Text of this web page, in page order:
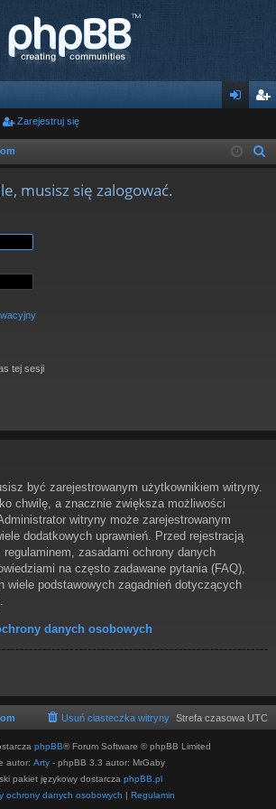
og ej
Zarejestruj się
musisz się zalogować.
tej sesji
być zarejestrowanym użytkownikiem witryny.
chwilę, a znacznie zwiększa możliwości
witryny może zarejestrowanym
dodatkowych uprawnień. Przed rejestracją
zasadami ochrony danych
na często zadawane pytania (FAQ),
wiele podstawowych zagadnień dotyczących
danych osobowych
Strefa czasowa UTC
Usuń ciasteczka witryny
phpBB® Forum Software © phpBB Limited
autor: Arty - phpBB 3.3 autor: MrGaby
pakiet językowy dostarcza phpBB.pl
ochrony danych osobowych | Regulamin